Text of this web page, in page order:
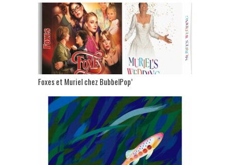
Foxes et Muriel chez BubbelPop’